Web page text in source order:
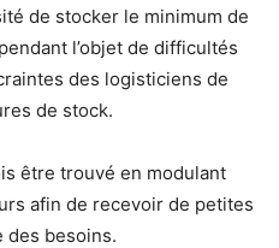
de stocker le minimum de
l’objet de difficultés
des logisticiens de
de stock.
être trouvé en modulant
afin de recevoir de petites
des besoins.